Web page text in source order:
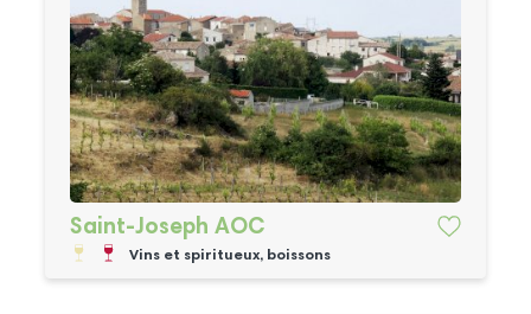
Saint-Joseph AOC
Vins et spiritueux, boissons